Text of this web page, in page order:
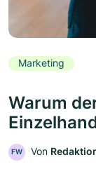
Marketing
Warum
FW Von